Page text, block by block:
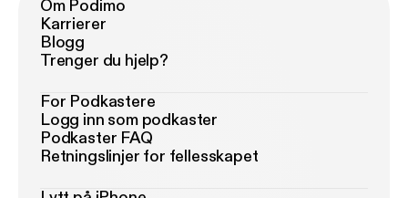
Om Podimo
Karrierer
Blogg
Trenger du hjelp?
For Podkastere
Logg inn som podkaster
Podkaster FAQ
Retningslinjer for fellesskapet